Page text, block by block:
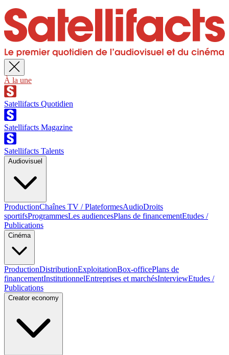
À la une
Satellifacts Quotidien
Satellifacts Magazine
Satellifacts Talents
Audiovisuel
ProductionChaînes TV / PlateformesAudioDroits
sportifsProgrammesLes audiencesPlans de financementEtudes /
Publications
Cinéma
ProductionDistributionExploitationBox-officePlans de
financementInstitutionnelEntreprises et marchésInterviewEtudes /
Publications
Creator economy